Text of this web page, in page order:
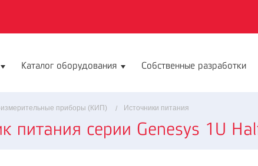
Каталог оборудования Собственные разработки
измерительные приборы (КИП) Источники питания
питания серии Genesys 1U